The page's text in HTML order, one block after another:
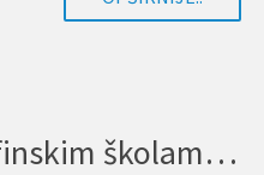
Kako uče djeca u finskim školama i zašto su među najboljima na svijetu